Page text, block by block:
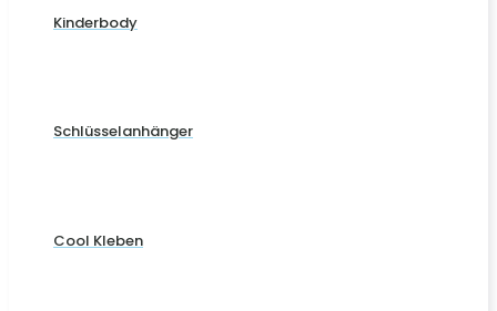
Kinderbody
Schlüsselanhänger
Cool Kleben